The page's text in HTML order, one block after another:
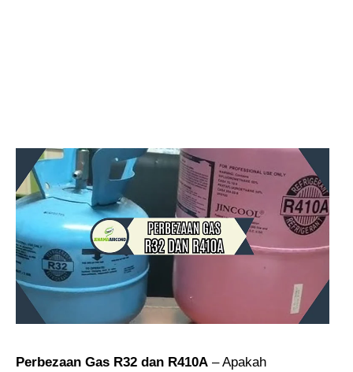
Perbezaan Gas R32 dan R410A – Apakah